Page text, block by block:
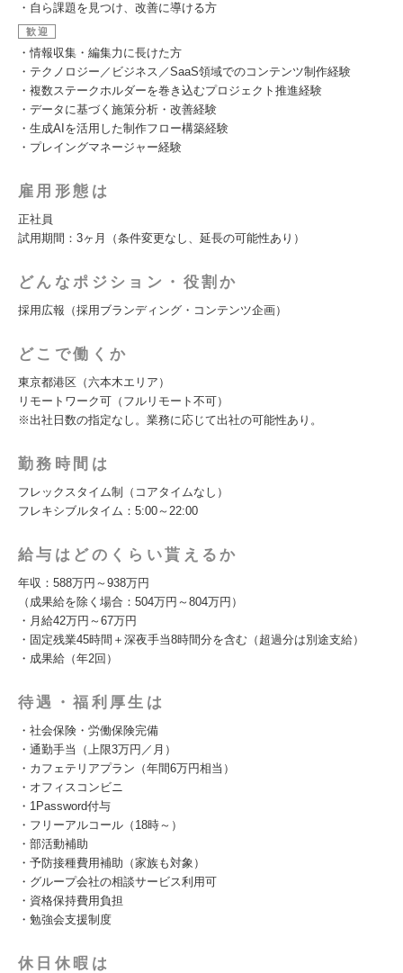
・自ら課題を見つけ、改善に導ける方
歓迎
・情報収集・編集力に長けた方
・テクノロジー／ビジネス／SaaS領域でのコンテンツ制作経験
・複数ステークホルダーを巻き込むプロジェクト推進経験
・データに基づく施策分析・改善経験
・生成AIを活用した制作フロー構築経験
・プレイングマネージャー経験
雇用形態は
正社員
試用期間：3ヶ月（条件変更なし、延長の可能性あり）
どんなポジション・役割か
採用広報（採用ブランディング・コンテンツ企画）
どこで働くか
東京都港区（六本木エリア）
リモートワーク可（フルリモート不可）
※出社日数の指定なし。業務に応じて出社の可能性あり。
勤務時間は
フレックスタイム制（コアタイムなし）
フレキシブルタイム：5:00～22:00
給与はどのくらい貰えるか
年収：588万円～938万円
（成果給を除く場合：504万円～804万円）
・月給42万円～67万円
・固定残業45時間＋深夜手当8時間分を含む（超過分は別途支給）
・成果給（年2回）
待遇・福利厚生は
・社会保険・労働保険完備
・通勤手当（上限3万円／月）
・カフェテリアプラン（年間6万円相当）
・オフィスコンビニ
・1Password付与
・フリーアルコール（18時～）
・部活動補助
・予防接種費用補助（家族も対象）
・グループ会社の相談サービス利用可
・資格保持費用負担
・勉強会支援制度
休日休暇は